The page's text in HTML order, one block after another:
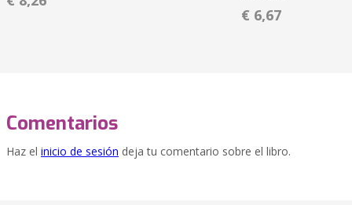
€ 6,67
Comentarios
Haz el inicio de sesión deja tu comentario sobre el libro.